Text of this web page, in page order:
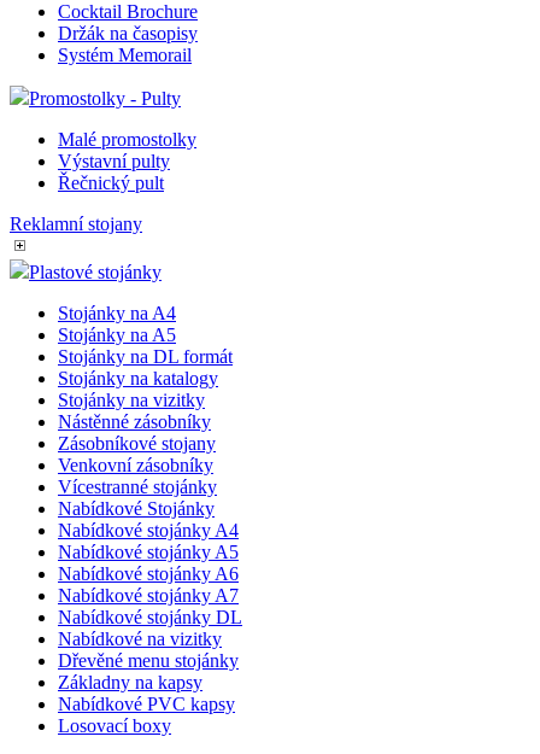
Cocktail Brochure
Držák na časopisy
Systém Memorail
Promostolky - Pulty
Malé promostolky
Výstavní pulty
Řečnický pult
Reklamní stojany
Plastové stojánky
Stojánky na A4
Stojánky na A5
Stojánky na DL formát
Stojánky na katalogy
Stojánky na vizitky
Nástěnné zásobníky
Zásobníkové stojany
Venkovní zásobníky
Vícestranné stojánky
Nabídkové Stojánky
Nabídkové stojánky A4
Nabídkové stojánky A5
Nabídkové stojánky A6
Nabídkové stojánky A7
Nabídkové stojánky DL
Nabídkové na vizitky
Dřevěné menu stojánky
Základny na kapsy
Nabídkové PVC kapsy
Losovací boxy